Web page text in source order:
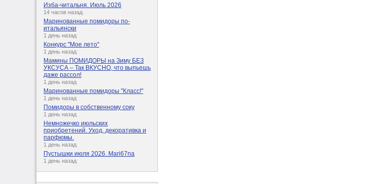
Изба-читальня. Июль 2026
14 часов назад
Маринованные помидоры по-
итальянски
1 день назад
Конкурс "Мое лето"
1 день назад
Мамины ПОМИДОРЫ на Зиму БЕЗ
УКСУСА – Так ВКУСНО, что выпьешь
даже рассол!
1 день назад
Маринованные помидоры "Класс!"
1 день назад
Помидоры в собственному соку
1 день назад
Немножечко июльских
приобретений. Уход, декоративка и
парфюмы.
1 день назад
Пустышки июля 2026. Mari67na
1 день назад